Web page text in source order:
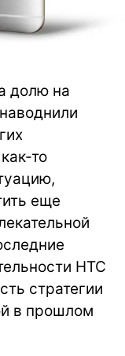
долю на
то
еще
HTC
стратегии
в прошлом